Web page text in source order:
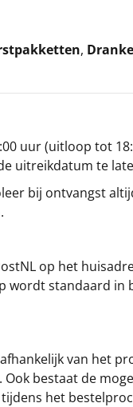
,
uur (uitloop tot
uitreikdatum te
bij ontvangst
op het
wordt standaard in
van het
bestaat de
het